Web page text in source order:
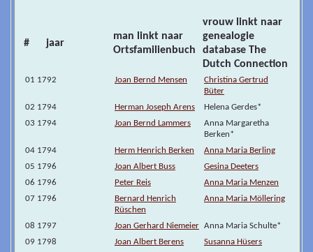
# jaar
man linkt naar
Ortsfamilienbuch
vrouw linkt naar
genealogie
database The
Dutch Connection
01 1792 Joan Bernd Mensen
Christina Gertrud
Büter
02 1794
Herman Joseph Arens
Helena Gerdes*
03 1794
Joan Bernd Lammers
Anna Margaretha
Berken*
04 1794
Herm Henrich Berken
Anna Maria Berling
05 1796
Joan Albert Buss
Gesina Deeters
06 1796
Peter Reis
Anna Maria Menzen
07 1796
Bernard Henrich
Rüschen
Anna Maria Möllering
08 1797 Joan Gerhard Niemeier Anna Maria Schulte*
09 1798
Joan Albert Berens
Susanna Hüsers